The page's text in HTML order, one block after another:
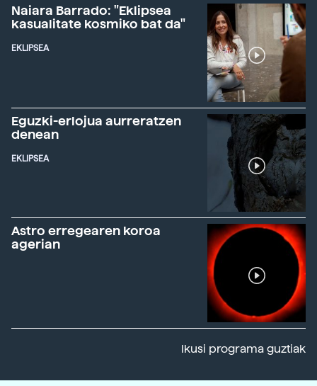
Naiara Barrado: "Eklipsea
kasualitate kosmiko bat da"
EKLIPSEA
Eguzki-erlojua aurreratzen
denean
EKLIPSEA
Astro erregearen koroa
agerian
Ikusi programa guztiak